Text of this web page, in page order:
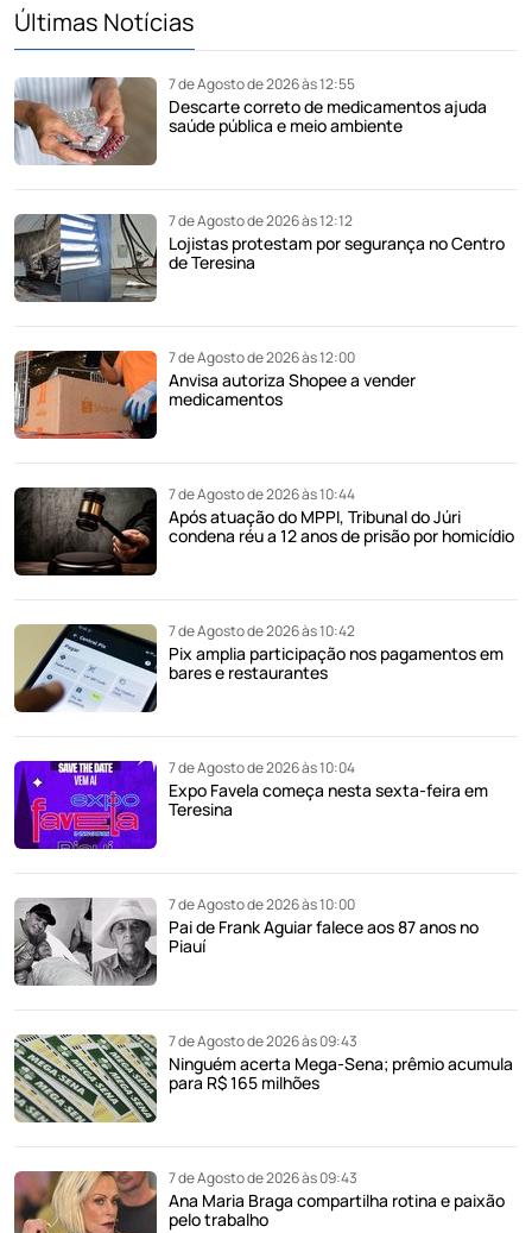
Últimas Notícias
7 de Agosto de 2026 às 12:55
Descarte correto de medicamentos ajuda
saúde pública e meio ambiente
7 de Agosto de 2026 às 12:12
Lojistas protestam por segurança no Centro
de Teresina
7 de Agosto de 2026 às 12:00
Anvisa autoriza Shopee a vender
medicamentos
7 de Agosto de 2026 às 10:44
Após atuação do MPPI, Tribunal do Júri
condena réu a 12 anos de prisão por homicídio
7 de Agosto de 2026 às 10:42
Pix amplia participação nos pagamentos em
bares e restaurantes
7 de Agosto de 2026 às 10:04
Expo Favela começa nesta sexta-feira em
Teresina
7 de Agosto de 2026 às 10:00
Pai de Frank Aguiar falece aos 87 anos no
Piauí
7 de Agosto de 2026 às 09:43
Ninguém acerta Mega-Sena; prêmio acumula
para R$ 165 milhões
7 de Agosto de 2026 às 09:43
Ana Maria Braga compartilha rotina e paixão
pelo trabalho